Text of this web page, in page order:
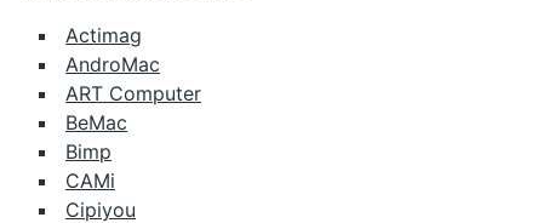
Actimag
AndroMac
ART Computer
BeMac
Bimp
CAMi
Cipiyou